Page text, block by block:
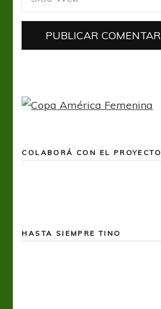
COLABORÁ CON EL PROYECTO
HASTA SIEMPRE TINO